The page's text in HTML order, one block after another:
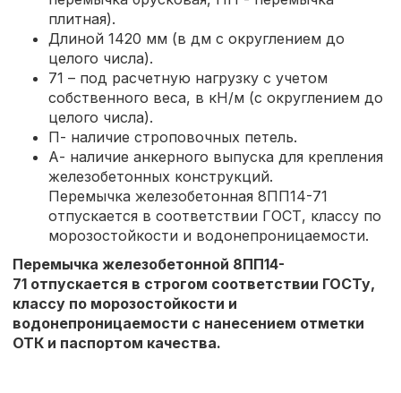
плитная).
Длиной 1420 мм (в дм с округлением до
целого числа).
71 – под расчетную нагрузку с учетом
собственного веса, в кН/м (с округлением до
целого числа).
П- наличие строповочных петель.
А- наличие анкерного выпуска для крепления
железобетонных конструкций.
Перемычка железобетонная 8ПП14-71
отпускается в соответствии ГОСТ, классу по
морозостойкости и водонепроницаемости.
Перемычка железобетонной 8ПП14-
71 отпускается в строгом соответствии ГОСТу,
классу по морозостойкости и
водонепроницаемости с нанесением отметки
ОТК и паспортом качества.